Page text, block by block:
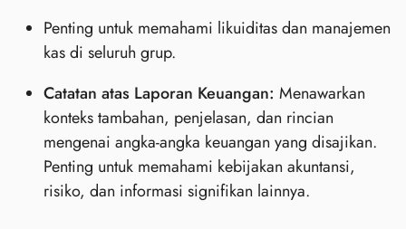
Penting untuk memahami likuiditas dan manajemen
kas di seluruh grup.
Catatan atas Laporan Keuangan: Menawarkan
konteks tambahan, penjelasan, dan rincian
mengenai angka-angka keuangan yang disajikan.
Penting untuk memahami kebijakan akuntansi,
risiko, dan informasi signifikan lainnya.